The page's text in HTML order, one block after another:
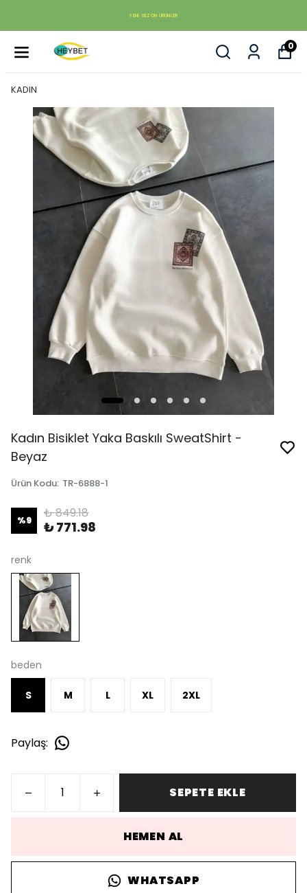
YENI SEZON ÜRÜNLER
0
KADIN
Kadın Bisiklet Yaka Baskılı SweatShirt -
Beyaz
Ürün Kodu: TR-6888-1
%9 ₺ 849.18
₺ 771.98
renk
beden
S M L XL 2XL
Paylaş:
SEPETE EKLE
HEMEN AL
WHATSAPP